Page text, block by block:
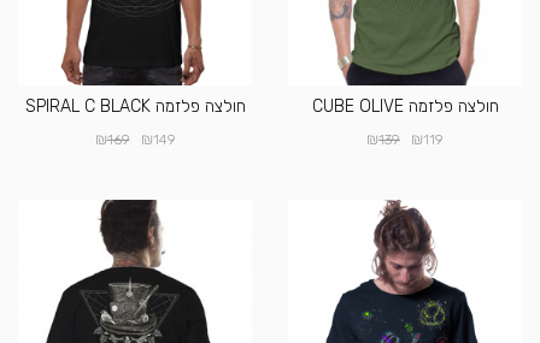
חולצה פלזמה CUBE OLIVE
₪119
₪139
חולצה פלזמה SPIRAL C BLACK
₪149
₪169